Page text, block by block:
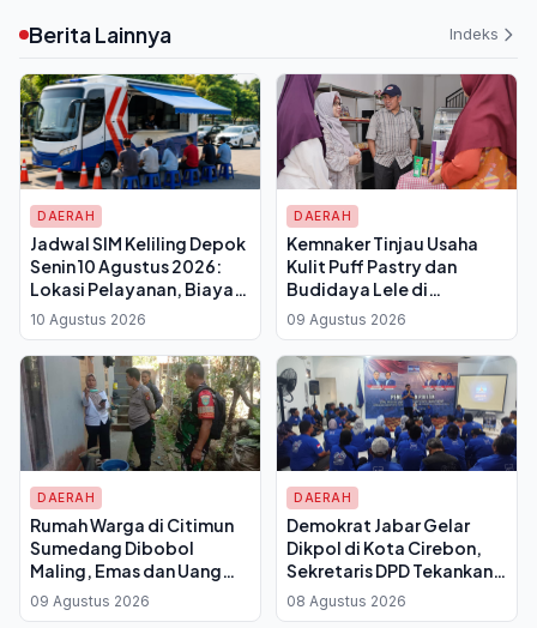
Berita Lainnya Indeks
DAERAH
Jadwal SIM Keliling Depok
Senin 10 Agustus 2026:
Lokasi Pelayanan, Biaya
Resmi dan Syarat
Perpanjangan
10 Agustus 2026
DAERAH
Kemnaker Tinjau Usaha
Kulit Puff Pastry dan
Budidaya Lele di
Purwakarta, Bantuan TKM
Tumbuhkan Lapangan
Kerja Baru
09 Agustus 2026
DAERAH
Rumah Warga di Citimun
Sumedang Dibobol
Maling, Emas dan Uang
Tunai Ratusan Juta Raib
09 Agustus 2026
DAERAH
Demokrat Jabar Gelar
Dikpol di Kota Cirebon,
Sekretaris DPD Tekankan
Kader Aktif Turun ke
Masyarakat
08 Agustus 2026